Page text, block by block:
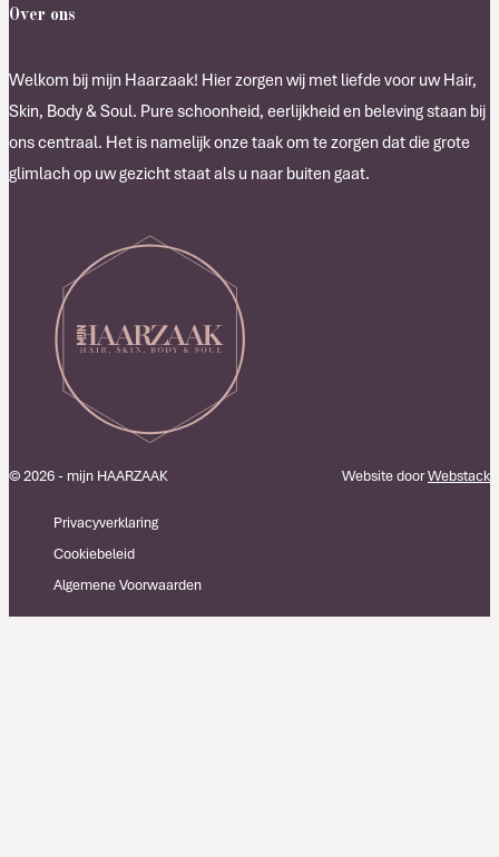
Over ons
Welkom bij mijn Haarzaak! Hier zorgen wij met liefde voor uw Hair,
Skin, Body & Soul. Pure schoonheid, eerlijkheid en beleving staan bij
ons centraal. Het is namelijk onze taak om te zorgen dat die grote
glimlach op uw gezicht staat als u naar buiten gaat.
© 2026 - mijn HAARZAAK
Privacyverklaring
Cookiebeleid
Algemene Voorwaarden
Website doorWebstack